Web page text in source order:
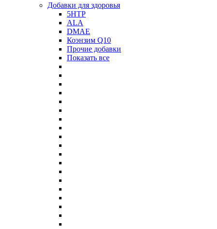
Добавки для здоровья
5HTP
ALA
DMAE
Коэнзим Q10
Прочие добавки
Показать все